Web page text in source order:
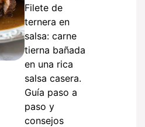
Filete de
ternera en
salsa: carne
tierna bañada
en una rica
salsa casera.
Guía paso a
paso y
consejos